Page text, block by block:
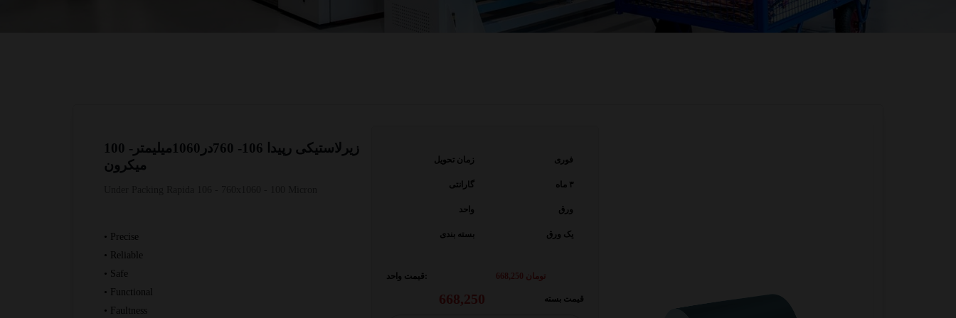
زیرلاستیکی رپیدا 106- 760در1060میلیمتر- 100
میکرون
• Precise
• Reliable
• Safe
• Functional
• Faultness
زمان تحویل فوری
گارانتی ۳ ماه
واحد ورق
بسته بندی یک ورق
قیمت واحد: 668,250 تومان
قیمت بسته 668,250